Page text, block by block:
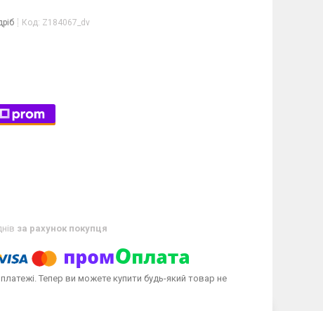
Код: Z184067_dv
за рахунок покупця
платежі. Тепер ви можете купити будь-який товар не